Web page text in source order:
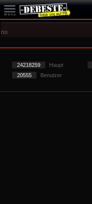
no
24218259 Haupt
20555
Benutzer